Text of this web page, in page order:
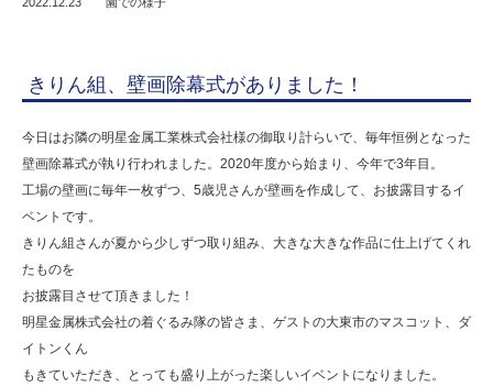
きりん組、壁画除幕式がありました！
今日はお隣の明星金属工業株式会社様の御取り計らいで、毎年恒例となった
壁画除幕式が執り行われました。2020年度から始まり、今年で3年目。
工場の壁画に毎年一枚ずつ、5歳児さんが壁画を作成して、お披露目するイ
ベントです。
きりん組さんが夏から少しずつ取り組み、大きな大きな作品に仕上げてくれ
たものを
お披露目させて頂きました！
明星金属株式会社の着ぐるみ隊の皆さま、ゲストの大東市のマスコット、ダ
イトンくん
もきていただき、とっても盛り上がった楽しいイベントになりました。